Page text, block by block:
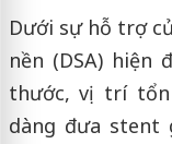
Dưới sự hỗ trợ
nền (DSA) hiện
thước, vị trí
dàng đưa stent